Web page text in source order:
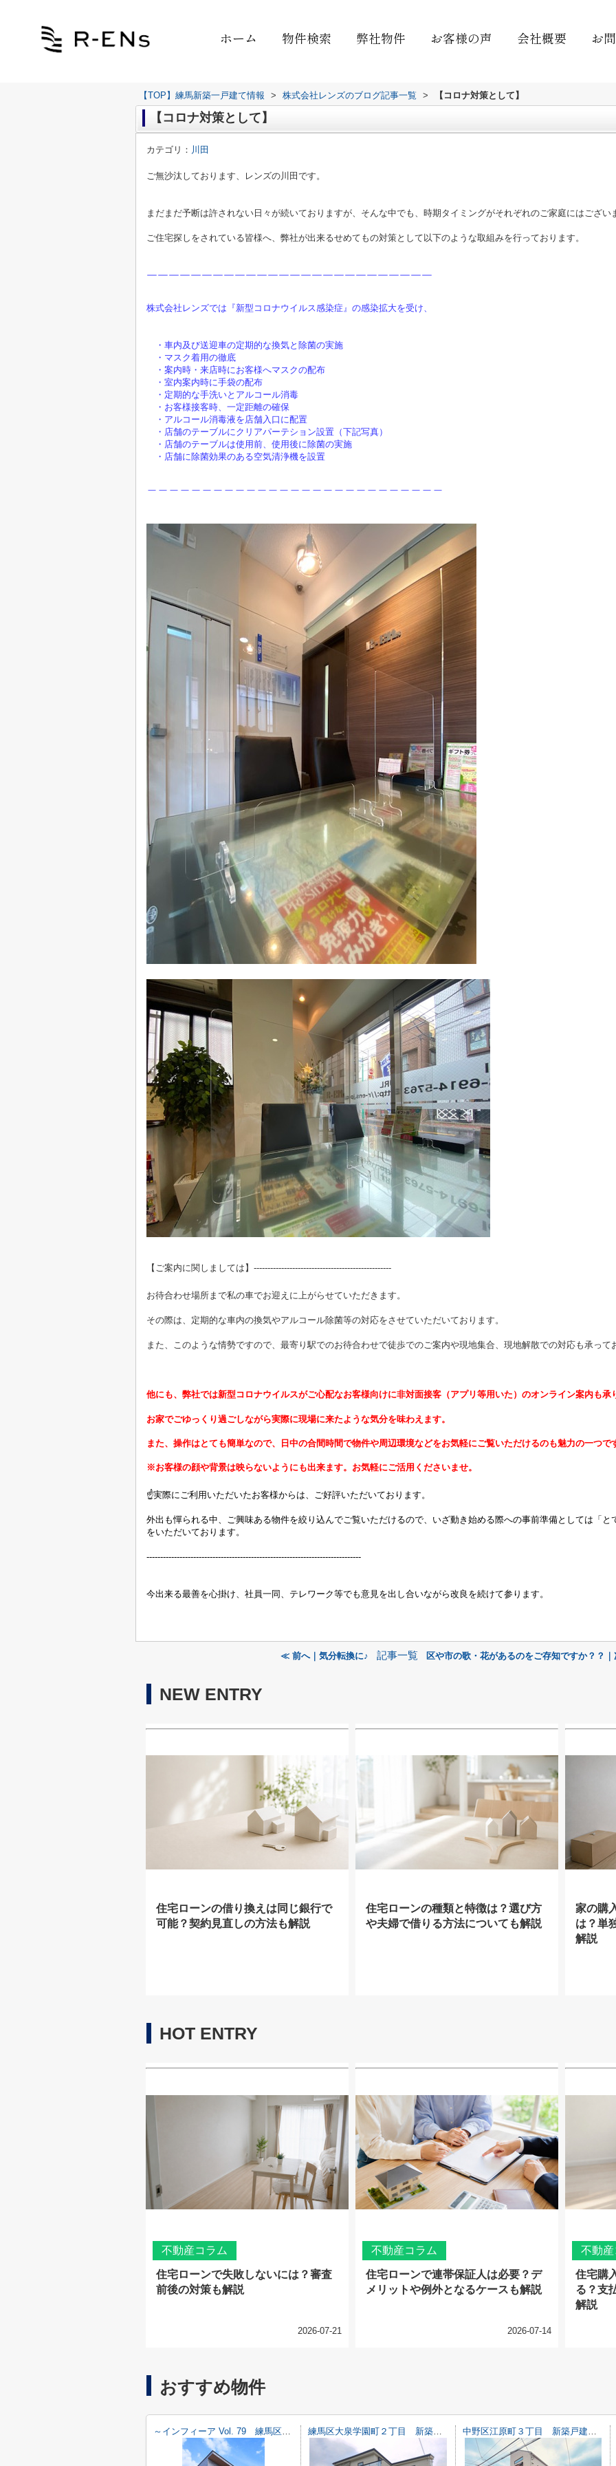
ホーム 物件検索 弊社物件 お客様の声 会社概要 お
【TOP】練馬新築一戸建て情報 > 株式会社レンズのブログ記事一覧 > 【コロナ対策として】
【コロナ対策として】
カテゴリ： 川田
ご無沙汰しております、レンズの川田です。
まだまだ予断は許されない日々が続いておりますが、そんな中でも、時期タイミングがそれぞれのご家庭にはござい
ご住宅探しをされている皆様へ、弊社が出来るせめてもの対策として以下のような取組みを行っております。
￣￣￣￣￣￣￣￣￣￣￣￣￣￣￣￣￣￣￣￣￣￣￣￣￣￣
株式会社レンズでは『新型コロナウイルス感染症』の感染拡大を受け、
・車内及び送迎車の定期的な換気と除菌の実施
・マスク着用の徹底
・案内時・来店時にお客様へマスクの配布
・室内案内時に手袋の配布
・定期的な手洗いとアルコール消毒
・お客様接客時、一定距離の確保
・アルコール消毒液を店舗入口に配置
・店舗のテーブルにクリアパーテション設置（下記写真）
・店舗のテーブルは使用前、使用後に除菌の実施
・店舗に除菌効果のある空気清浄機を設置
【ご案内に関しましては】--------------------------------------------------
お待合わせ場所まで私の車でお迎えに上がらせていただきます。
その際は、定期的な車内の換気やアルコール除菌等の対応をさせていただいております。
また、このような情勢ですので、最寄り駅でのお待合わせで徒歩でのご案内や現地集合、現地解散での対応も承って
他にも、弊社では新型コロナウイルスがご心配なお客様向けに非対面接客（アプリ等用いた）のオンライン案内も承
お家でごゆっくり過ごしながら実際に現場に来たような気分を味わえます。
また、操作はとても簡単なので、日中の合間時間で物件や周辺環境などをお気軽にご覧いただけるのも魅力の一つで
※お客様の顔や背景は映らないようにも出来ます。お気軽にご活用くださいませ。
☝実際にご利用いただいたお客様からは、ご好評いただいております。
外出も憚られる中、ご興味ある物件を絞り込んでご覧いただけるので、いざ動き始める際への事前準備としては「と
をいただいております。
------------------------------------------------------------------------------
今出来る最善を心掛け、社員一同、テレワーク等でも意見を出し合いながら改良を続けて参ります。
≪ 前へ｜気分転換に♪ 記事一覧 区や市の歌・花があるのをご存知ですか？？
NEW ENTRY
住宅ローンの借り換えは同じ銀行で
可能？契約見直しの方法も解説
住宅ローンの種類と特徴は？選び方
や夫婦で借りる方法についても解説
家の購
は？単
解説
HOT ENTRY
不動産コラム
住宅ローンで失敗しないには？審査
前後の対策も解説
2026-07-21
不動産コラム
住宅ローンで連帯保証人は必要？デ
メリットや例外となるケースも解説
2026-07-14
不動
住宅購
る？支
解説
おすすめ物件